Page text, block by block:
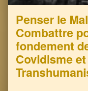
Penser le
Combattre
fondement
Covidisme